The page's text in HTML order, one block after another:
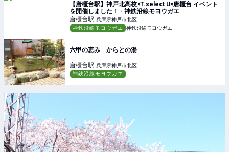
【唐櫃台駅】神戸北高校×T.select U×唐櫃台 イベント
を開催しました！ - 神鉄沿線モヨウガエ
唐櫃台駅 兵庫県神戸市北区
神鉄沿線モヨウガエ
神鉄沿線モヨウガエ
六甲の恵み からとの湯
唐櫃台駅 兵庫県神戸市北区
神鉄沿線モヨウガエ